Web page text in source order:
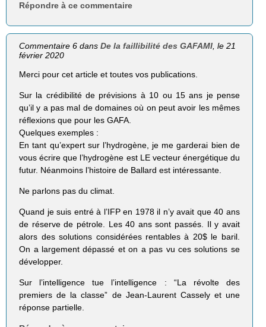
Répondre à ce commentaire
Commentaire 6 dansDe la faillibilité des GAFAMI , le 21
février 2020
Merci pour cet article et toutes vos publications.
Sur la crédibilité de prévisions à 10 ou 15 ans je pense
qu’il y a pas mal de domaines où on peut avoir les mêmes
réflexions que pour les GAFA.
Quelques exemples :
En tant qu’expert sur l’hydrogène, je me garderai bien de
vous écrire que l’hydrogène est LE vecteur énergétique du
futur. Néanmoins l’histoire de Ballard est intéressante.
Ne parlons pas du climat.
Quand je suis entré à l’IFP en 1978 il n’y avait que 40 ans
de réserve de pétrole. Les 40 ans sont passés. Il y avait
alors des solutions considérées rentables à 20$ le baril.
On a largement dépassé et on a pas vu ces solutions se
développer.
Sur l’intelligence tue l’intelligence : “La révolte des
premiers de la classe” de Jean-Laurent Cassely et une
réponse partielle.